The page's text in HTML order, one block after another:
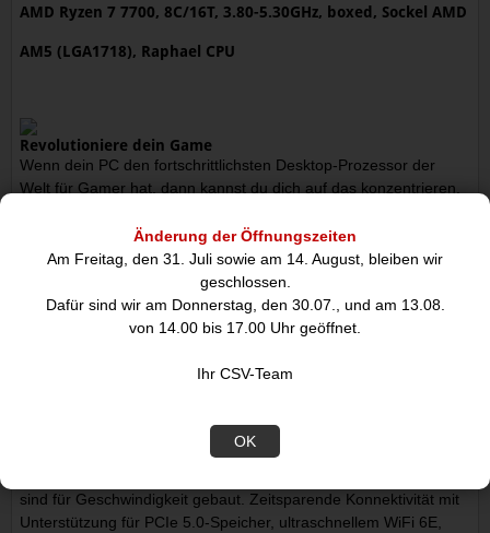
Änderung der Öffnungszeiten
Am Freitag, den 31. Juli sowie am 14. August, bleiben wir
geschlossen.
Dafür sind wir am Donnerstag, den 30.07., und am 13.08.
von 14.00 bis 17.00 Uhr geöffnet.
Ihr CSV-Team
OK
AMD Ryzen 7 7700, 8C/16T, 3.80-5.30GHz, boxed, Sockel AMD
AM5 (LGA1718), Raphael CPU
Revolutioniere dein Game
Wenn dein PC den fortschrittlichsten Desktop-Prozessor der
Welt für Gamer hat, dann kannst du dich auf das konzentrieren,
Egal, ob beim Spielen neuester Titel oder beim Wiederaufleben
von Klassikern, die AMD Ryzen7000-Serie Prozessoren sind
Gaming-Kraftpakete mit Zen 4-High-Performance-Kernen. Mit
bis zu 16 Kernen, 32 Threads, Boost-Taktratenvon bis zu 5,7
GHz2 und bis zu 80 MB Cache bieten AMD Ryzen 7000-Serie
Ob beim 3D-Rendering einer Szene mit vielen Polygonen, beim
Exportieren riesiger Videodateien oder der Visualisierung eines
sind für Geschwindigkeit gebaut. Zeitsparende Konnektivität mit
Unterstützung für PCIe 5.0-Speicher, ultraschnellem WiFi 6E,